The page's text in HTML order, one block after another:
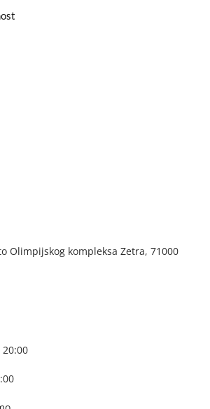
Olimpijskog kompleksa Zetra, 71000
20:00